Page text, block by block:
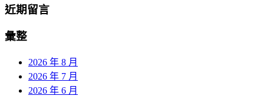
近期留言
彙整
2026 年 8 月
2026 年 7 月
2026 年 6 月